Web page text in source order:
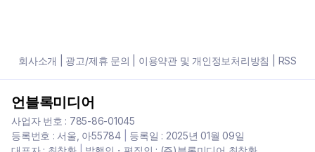
회사소개 광고/제휴 문의 이용약관 및 개인정보처리방침 RSS
언블록미디어
사업자 번호 : 785-86-01045
등록번호 : 서울, 아55784| 등록일 : 2025년 01월 09일